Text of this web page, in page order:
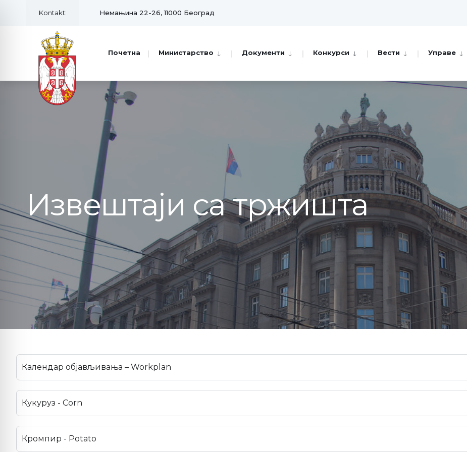
Kontakt: Немањина 22-26, 11000 Београд
Почетна Министарство Документи Конкурси Вести Управе
Извештаји са тржишта
Календар објављивања – Workplan
Кукуруз - Corn
Кромпир - Potato